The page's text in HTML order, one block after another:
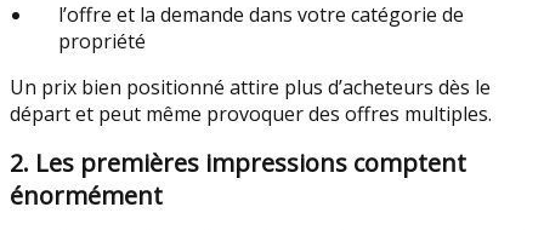
l’offre et la demande dans votre catégorie de
propriété
Un prix bien positionné attire plus d’acheteurs dès le
départ et peut même provoquer des offres multiples.
2. Les premières impressions comptent
énormément